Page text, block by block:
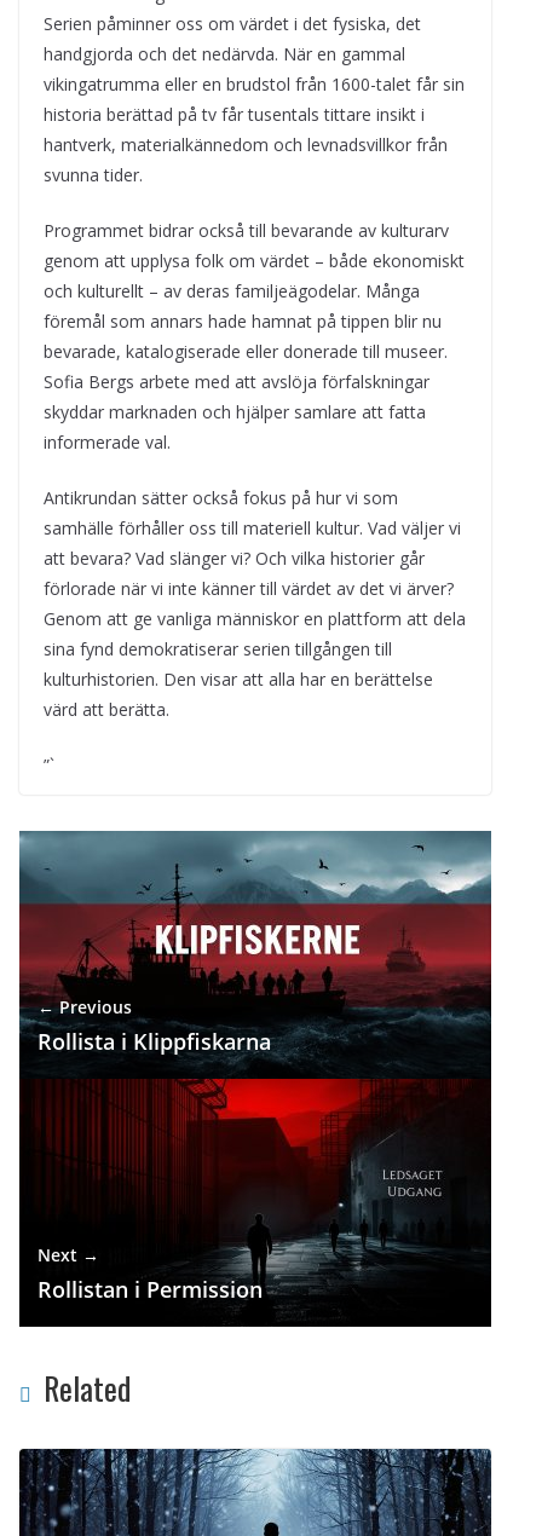
Serien påminner oss om värdet i det fysiska, det
handgjorda och det nedärvda. När en gammal
vikingatrumma eller en brudstol från 1600-talet får sin
historia berättad på tv får tusentals tittare insikt i
hantverk, materialkännedom och levnadsvillkor från
svunna tider.
Programmet bidrar också till bevarande av kulturarv
genom att upplysa folk om värdet – både ekonomiskt
och kulturellt – av deras familjeägodelar. Många
föremål som annars hade hamnat på tippen blir nu
bevarade, katalogiserade eller donerade till museer.
Sofia Bergs arbete med att avslöja förfalskningar
skyddar marknaden och hjälper samlare att fatta
informerade val.
Antikrundan sätter också fokus på hur vi som
samhälle förhåller oss till materiell kultur. Vad väljer vi
att bevara? Vad slänger vi? Och vilka historier går
förlorade när vi inte känner till värdet av det vi ärver?
Genom att ge vanliga människor en plattform att dela
sina fynd demokratiserar serien tillgången till
kulturhistorien. Den visar att alla har en berättelse
värd att berätta.
”`
← Previous
Rollista i Klippfiskarna
Next →
Rollistan i Permission
Related